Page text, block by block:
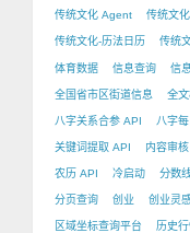
传统文化 Agent 传统文
传统文化-历法日历 传统
体育数据 信息查询 信
全国省市区街道信息 全
八字关系合参 API 八字
关键词提取 API 内容审核
农历 API 冷启动 分数
分页查询 创业 创业灵
区域坐标查询平台 历史